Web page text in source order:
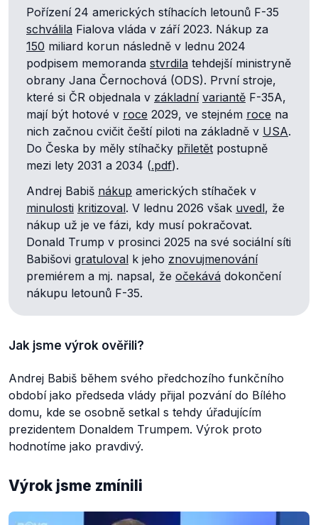
Pořízení 24 amerických stíhacích letounů F-35
schválila Fialova vláda v září 2023. Nákup za
150 miliard korun následně v lednu 2024
podpisem memoranda stvrdila tehdejší ministryně
obrany Jana Černochová (ODS). První stroje,
které si ČR objednala v základní variantě F-35A,
mají být hotové v roce 2029, ve stejném roce na
nich začnou cvičit čeští piloti na základně v USA.
Do Česka by měly stíhačky přiletět postupně
mezi lety 2031 a 2034 (.pdf).
Andrej Babiš nákup amerických stíhaček v
minulosti kritizoval. V lednu 2026 však uvedl, že
nákup už je ve fázi, kdy musí pokračovat.
Donald Trump v prosinci 2025 na své sociální síti
Babišovi gratuloval k jeho znovujmenování
premiérem a mj. napsal, že očekává dokončení
nákupu letounů F-35.
Jak jsme výrok ověřili?
Andrej Babiš během svého předchozího funkčního
období jako předseda vlády přijal pozvání do Bílého
domu, kde se osobně setkal s tehdy úřadujícím
prezidentem Donaldem Trumpem. Výrok proto
hodnotíme jako pravdivý.
Výrok jsme zmínili